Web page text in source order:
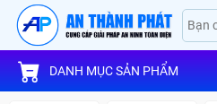
DANH MỤC SẢN PHẨM